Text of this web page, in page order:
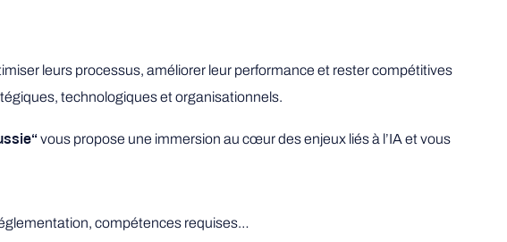
leurs processus, améliorer leur performance et rester compétitives
technologiques et organisationnels.
“ vous propose une immersion au cœur des enjeux liés à l’IA et vous
compétences requises…